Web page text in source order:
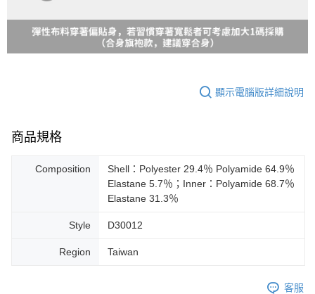
顯示電腦版詳細說明
商品規格
Composition
Shell：Polyester 29.4％ Polyamide 64.9％
Elastane 5.7％；Inner：Polyamide 68.7％
Elastane 31.3％
Style D30012
Region Taiwan
客服